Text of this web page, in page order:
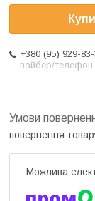
+380 (95) 929-
вайбер/телефон
повернення